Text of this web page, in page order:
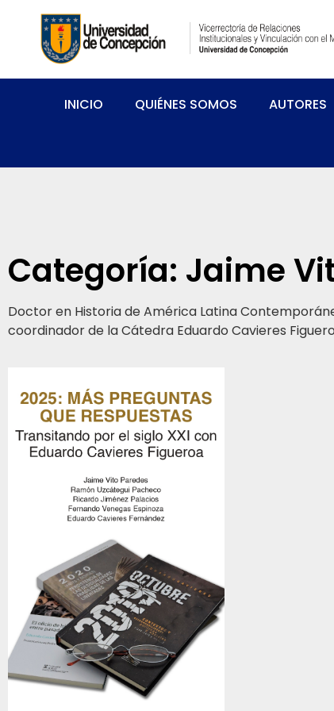
INICIO QUIÉNES SOMOS AUTORES
Categoría: Jaime
Doctor en Historia de América Latina
coordinador de la Cátedra Eduardo Cavieres
2025: MÁS PREGUNTAS QUE
RESPUESTAS. TRANSITANDO POR
EL SIGLO XXI CON EDUARDO
CAVIERES FIGUEROA